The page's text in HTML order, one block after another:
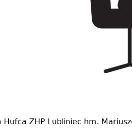
ZHP Lubliniec hm.